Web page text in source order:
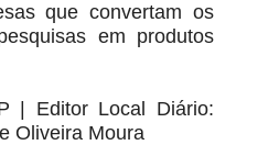
que convertam os
em produtos
| Editor Local Diário:
Oliveira Moura